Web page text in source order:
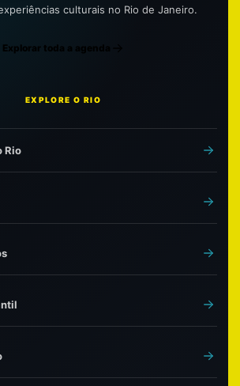
culturais no Rio de Janeiro.
Explorar toda a agenda
EXPLORE O RIO
Rio